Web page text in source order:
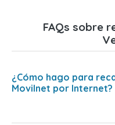
FAQs sobre
¿Cómo hago para
Movilnet por Internet?